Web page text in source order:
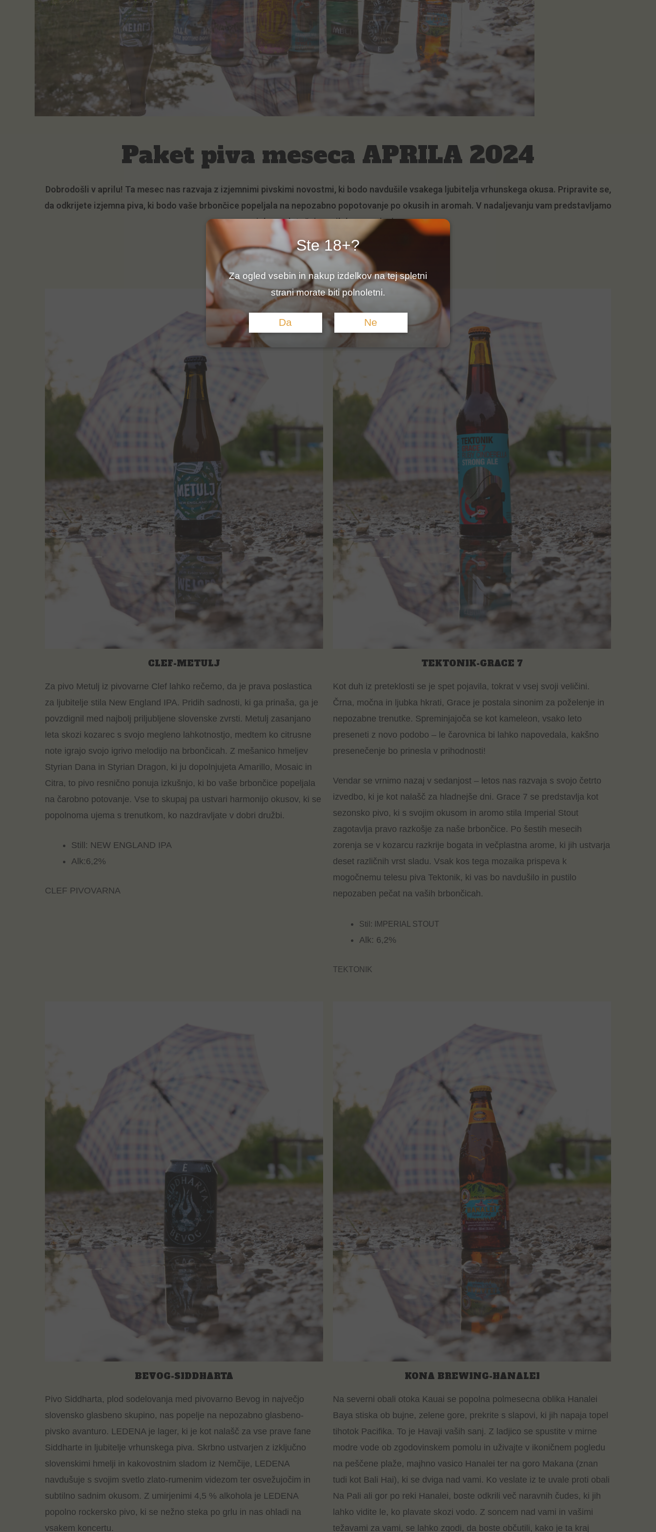
Paket piva meseca APRILA 2024
Dobrodošli v aprilu! Ta mesec nas razvaja z izjemnimi pivskimi novostmi, ki bodo navdušile vsakega ljubitelja vrhunskega okusa. Pripravite se,
da odkrijete izjemna piva, ki bodo vaše brbončice popeljala na nepozabno popotovanje po okusih in aromah. V nadaljevanju vam predstavljamo
izbrane letošnje aprilsko razvajanje:
Zdaj pa, akcija – piva čakajo!
CLEF-METULJ
Za pivo Metulj iz pivovarne Clef lahko rečemo, da je prava poslastica
za ljubitelje stila New England IPA. Pridih sadnosti, ki ga prinaša, ga je
povzdignil med najbolj priljubljene slovenske zvrsti. Metulj zasanjano
leta skozi kozarec s svojo megleno lahkotnostjo, medtem ko citrusne
note igrajo svojo igrivo melodijo na brbončicah. Z mešanico hmeljev
Styrian Dana in Styrian Dragon, ki ju dopolnjujeta Amarillo, Mosaic in
Citra, to pivo resnično ponuja izkušnjo, ki bo vaše brbončice popeljala
na čarobno potovanje. Vse to skupaj pa ustvari harmonijo okusov, ki se
popolnoma ujema s trenutkom, ko nazdravljate v dobri družbi.
Still: NEW ENGLAND IPA
Alk:6,2%
CLEF PIVOVARNA
TEKTONIK-GRACE 7
Kot duh iz preteklosti se je spet pojavila, tokrat v vsej svoji veličini.
Črna, močna in ljubka hkrati, Grace je postala sinonim za poželenje in
nepozabne trenutke. Spreminjajoča se kot kameleon, vsako leto
preseneti z novo podobo – le čarovnica bi lahko napovedala, kakšno
presenečenje bo prinesla v prihodnosti!
Vendar se vrnimo nazaj v sedanjost – letos nas razvaja s svojo četrto
izvedbo, ki je kot nalašč za hladnejše dni. Grace 7 se predstavlja kot
sezonsko pivo, ki s svojim okusom in aromo stila Imperial Stout
zagotavlja pravo razkošje za naše brbončice. Po šestih mesecih
zorenja se v kozarcu razkrije bogata in večplastna arome, ki jih ustvarja
deset različnih vrst sladu. Vsak kos tega mozaika prispeva k
mogočnemu telesu piva Tektonik, ki vas bo navdušilo in pustilo
nepozaben pečat na vaših brbončicah.
Stil: IMPERIAL STOUT
Alk: 6,2%
TEKTONIK
BEVOG-SIDDHARTA
Pivo Siddharta, plod sodelovanja med pivovarno Bevog in največjo
slovensko glasbeno skupino, nas popelje na nepozabno glasbeno-
pivsko avanturo. LEDENA je lager, ki je kot nalašč za vse prave fane
Siddharte in ljubitelje vrhunskega piva. Skrbno ustvarjen z izključno
slovenskimi hmelji in kakovostnim sladom iz Nemčije, LEDENA
navdušuje s svojim svetlo zlato-rumenim videzom ter osvežujočim in
subtilno sadnim okusom. Z umirjenimi 4,5 % alkohola je LEDENA
popolno rockersko pivo, ki se nežno steka po grlu in nas ohladi na
vsakem koncertu.
KONA BREWING-HANALEI
Na severni obali otoka Kauai se popolna polmesecna oblika Hanalei
Baya stiska ob bujne, zelene gore, prekrite s slapovi, ki jih napaja topel
tihotok Pacifika. To je Havaji vaših sanj. Z ladjico se spustite v mirne
modre vode ob zgodovinskem pomolu in uživajte v ikoničnem pogledu
na peščene plaže, majhno vasico Hanalei ter na goro Makana (znan
tudi kot Bali Hai), ki se dviga nad vami. Ko veslate iz te uvale proti obali
Na Pali ali gor po reki Hanalei, boste odkrili več naravnih čudes, ki jih
lahko vidite le, ko plavate skozi vodo. Z soncem nad vami in vašimi
težavami za vami, se lahko zgodi, da boste občutili, kako je ta kraj
Ste 18+?
Za ogled vsebin in nakup izdelkov na tej spletni
strani morate biti polnoletni.
Da Ne